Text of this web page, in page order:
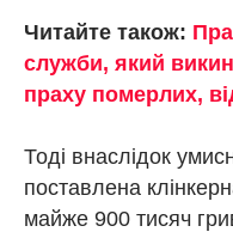
Читайте також:
служби, який
праху померлих,
Тоді внаслідок
поставлена
майже 900 тисяч